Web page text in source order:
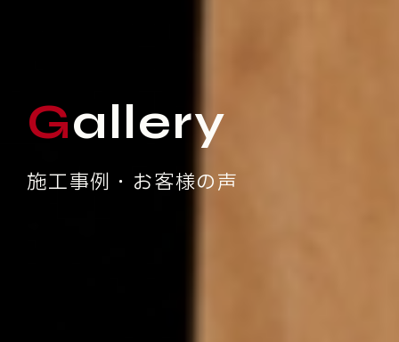
Gallery
施工事例・お客様の声